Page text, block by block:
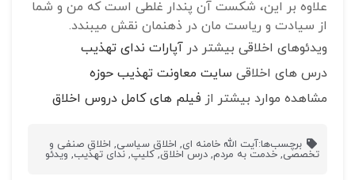
علاوه بر این، شکست آن پندار غلطی است که من و شما
از سیادت و ریاست مان در ذهنمان نقش میبندد.
ویدئوهای اخلاقی بیشتر در آپارات ندای تهذیب
درس های اخلاقی سایت معاونت تهذیب حوزه
مشاهده موارد بیشتر از فیلم های کامل دروس اخلاق
برچسب‌ها:آیت الله خامنه ای, اخلاق سیاسی, اخلاق صنفی و
تخصصی, خدمت به مردم, درس اخلاق, کلیپ, ندای تهذیب, ویدئو